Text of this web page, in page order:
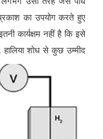
का उपयोग करते हुए
कार्यक्षम नहीं है कि इसे
शोध से कुछ उम्मीद